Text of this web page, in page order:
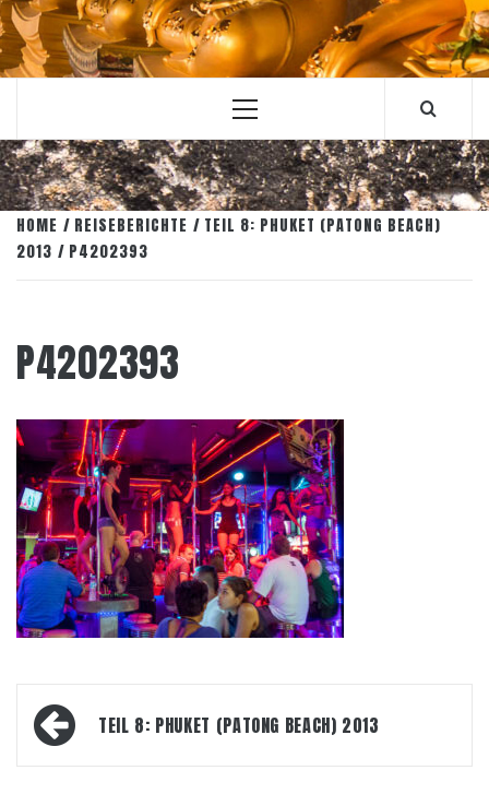
Primary
HOME REISEBERICHTE
TEIL 8: PHUKET (PATONG BEACH)
2013
P4202393
P4202393
Beitrags-
NavigationTEIL 8: PHUKET (PATONG BEACH) 2013